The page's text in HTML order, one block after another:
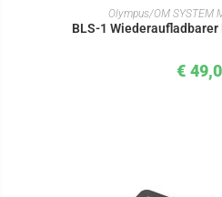
IN DEN
Olympus/OM SYSTEM
BLS-1
€